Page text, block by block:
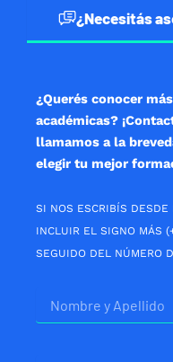
a
¿Necesitás
¿Querés conocer
académicas?
llamamos a la
elegir tu mejor
SI NOS ESCRIBÍS DESDE
INCLUIR EL SIGNO MÁS
SEGUIDO DEL NÚMERO